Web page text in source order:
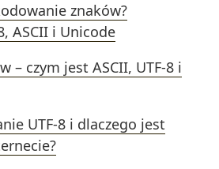
znaków?
ASCII i Unicode
– czym jest ASCII, UTF-8 i
UTF-8 i dlaczego jest